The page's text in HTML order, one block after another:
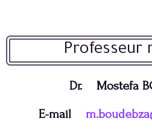
Professeur
Dr. Mostefa
E-mail